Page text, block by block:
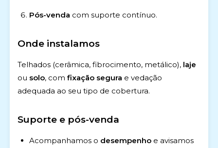
Pós-venda com suporte contínuo.
Onde instalamos
Telhados (cerâmica, fibrocimento, metálico), laje
ou solo, com fixação segura e vedação
adequada ao seu tipo de cobertura.
Suporte e pós-venda
Acompanhamos o desempenho e avisamos